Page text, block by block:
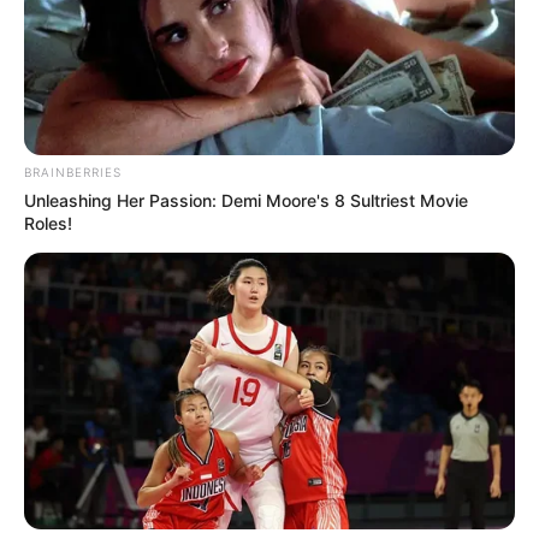
intercambiar unas palabras, coordinó la llegada de los
sicarios que ejecutaron el disparo mortal. La víctima fue
trasladada de inmediato al hospital San Rafael, pero los
médicos confirmaron su fallecimiento minutos después
debido a la gravedad de la herida.
BRAINBERRIES
Unleashing Her Passion: Demi Moore's 8 Sultriest Movie
Roles!